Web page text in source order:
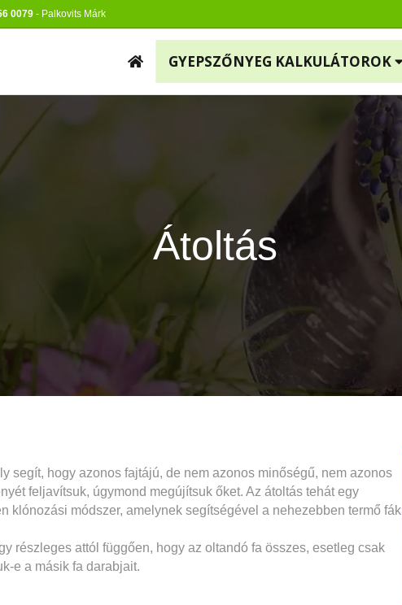
0079 - Palkovits Márk
GYEPSZŐNYEG KALKULÁTOROK
Átoltás
segít, hogy azonos fajtájú, de nem azonos minőségű, nem azonos
feljavítsuk, úgymond megújítsuk őket. Az átoltás tehát egy
klónozási módszer, amelynek segítségével a nehezebben termő fák
részleges attól függően, hogy az oltandó fa összes, esetleg csak
e a másik fa darabjait.